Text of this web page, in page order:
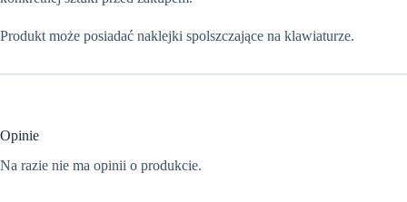
Produkt może posiadać naklejki spolszczające na klawiaturze.
Opinie
Na razie nie ma opinii o produkcie.